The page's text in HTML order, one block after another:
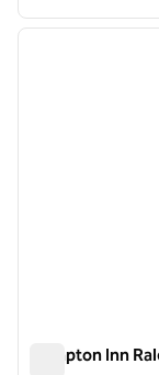
1 dari 12
Hampton Inn